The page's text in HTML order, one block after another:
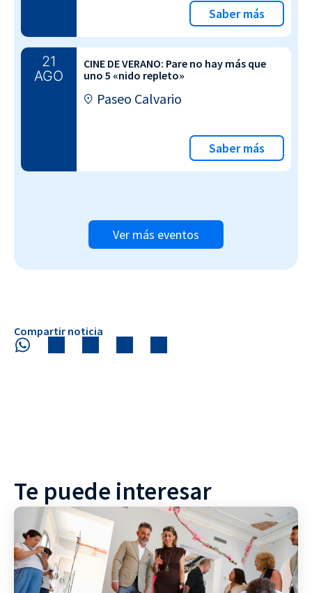
Saber más
21
AGO
CINE DE VERANO: Pare no hay más que
uno 5 «nido repleto»
Paseo Calvario
Saber más
Ver más eventos
Compartir noticia
Te puede interesar